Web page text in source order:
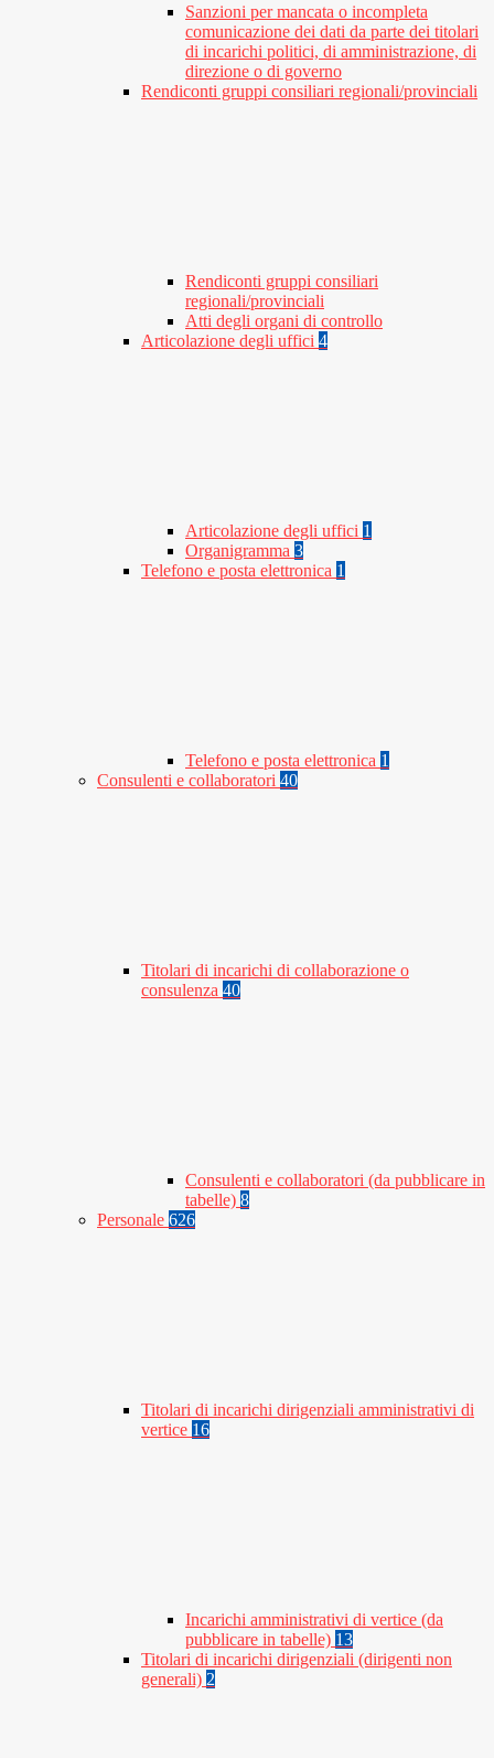
Sanzioni per mancata o incompleta
comunicazione dei dati da parte dei titolari
di incarichi politici, di amministrazione, di
direzione o di governo
Rendiconti gruppi consiliari regionali/provinciali
Rendiconti gruppi consiliari
regionali/provinciali
Atti degli organi di controllo
Articolazione degli uffici 4
Articolazione degli uffici 1
Organigramma 3
Telefono e posta elettronica 1
Telefono e posta elettronica 1
Consulenti e collaboratori 40
Titolari di incarichi di collaborazione o
consulenza 40
Consulenti e collaboratori (da pubblicare in
tabelle) 8
Personale 626
Titolari di incarichi dirigenziali amministrativi di
vertice 16
Incarichi amministrativi di vertice (da
pubblicare in tabelle) 13
Titolari di incarichi dirigenziali (dirigenti non
generali) 2